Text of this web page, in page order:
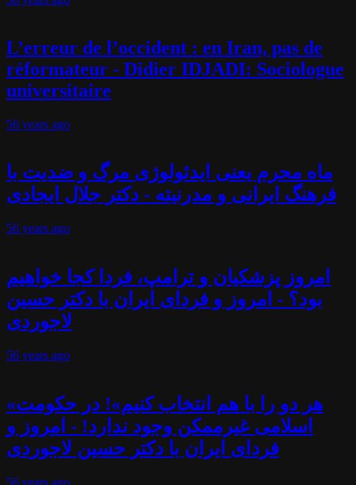
L’erreur de l’occident : en Iran, pas de
réformateur - Didier IDJADI: Sociologue
universitaire
56 years ago
ماه محرم یعنی ایدئولوژی مرگ و ضدیت با
فرهنگ ایرانی و مدرنیته - دکتر جلال ایجادی
56 years ago
امروز پزشکیان و ترامپ، فردا کجا خواهیم
بود؟ - امروز و فردای ایران با دکتر حسین
لاجوردی
56 years ago
«هر دو را با هم انتخاب کنیم»! در حکومت
اسلامی غیرممکن وجود ندارد! - امروز و
فردای ایران با دکتر حسین لاجوردی
56 years ago